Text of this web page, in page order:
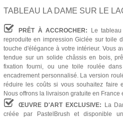
TABLEAU LA DAME SUR LE
PRÊT À ACCROCHER: Le
reproduite en impression Giclée sur toile
touche d'élégance à votre intérieur. Vous
tendue sur un solide châssis en bois,
fixation fourni, ou une toile roulée
encadrement personnalisé. La version
réduire les coûts si vous souhaitez faire
Nous offrons la livraison gratuite en France
ŒUVRE D'ART EXCLUSIVE: La
créée par PastelBrush et disponible